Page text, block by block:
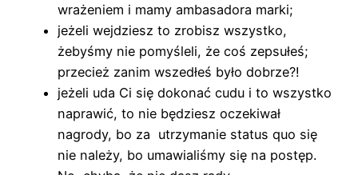
wrażeniem i mamy ambasadora marki;
jeżeli wejdziesz to zrobisz wszystko,
żebyśmy nie pomyśleli, że coś zepsułeś;
przecież zanim wszedłeś było dobrze?!
jeżeli uda Ci się dokonać cudu i to wszystko
naprawić, to nie będziesz oczekiwał
nagrody, bo za utrzymanie status quo się
nie należy, bo umawialiśmy się na postęp.